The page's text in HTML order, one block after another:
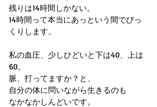
残りは14時間しかない。
14時間って本当にあっという間でびっ
くりします。
私の血圧、少しひどいと下は40、上は
60。
脈、打ってますか？と、
自分の体に問いながら生きるのも
なかなかしんどいです。